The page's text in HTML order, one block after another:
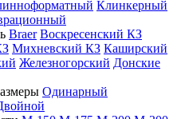
Клинкерный
Braer Воскресенский КЗ
Михневский КЗ Каширский
Железногорский Донские
Одинарный